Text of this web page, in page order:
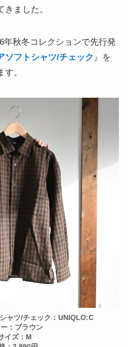
ました。
年秋冬コレクションで先行発
ソフトシャツ/チェック 』を
。
ャツ/チェック：UNIQLO:C
：ブラウン
イズ：M